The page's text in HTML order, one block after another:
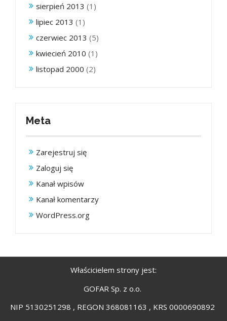
sierpień 2013 (1)
lipiec 2013 (1)
czerwiec 2013 (5)
kwiecień 2010 (1)
listopad 2000 (2)
Meta
Zarejestruj się
Zaloguj się
Kanał wpisów
Kanał komentarzy
WordPress.org
Właścicielem strony jest:
GOFAR Sp. z o.o.
NIP 5130251298 , REGON 368081163 , KRS 0000690892